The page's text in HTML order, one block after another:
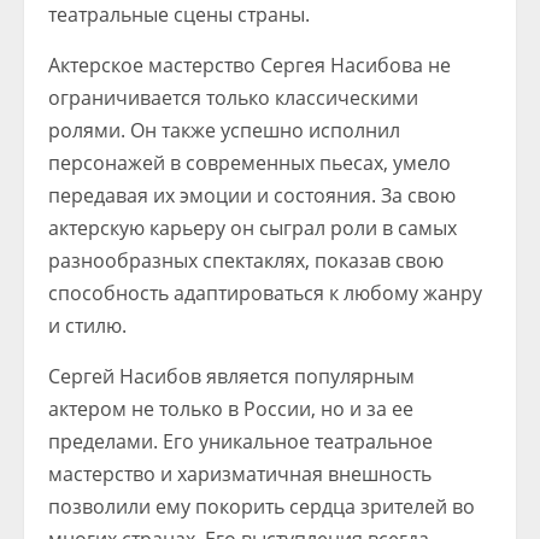
театральные сцены страны.
Актерское мастерство Сергея Насибова не
ограничивается только классическими
ролями. Он также успешно исполнил
персонажей в современных пьесах, умело
передавая их эмоции и состояния. За свою
актерскую карьеру он сыграл роли в самых
разнообразных спектаклях, показав свою
способность адаптироваться к любому жанру
и стилю.
Сергей Насибов является популярным
актером не только в России, но и за ее
пределами. Его уникальное театральное
мастерство и харизматичная внешность
позволили ему покорить сердца зрителей во